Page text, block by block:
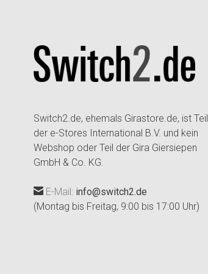
Switch2.de, ehemals Girastore.de, ist Teil
der e-Stores International B.V. und kein
Webshop oder Teil der Gira Giersiepen
GmbH & Co. KG.
E-Mail: info@switch2.de
(Montag bis Freitag, 9:00 bis 17:00 Uhr)